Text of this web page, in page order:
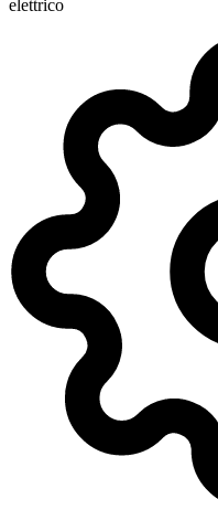
elettrico